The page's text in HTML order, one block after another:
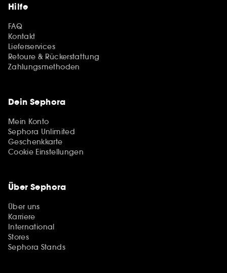
Hilfe
FAQ
Kontakt
Lieferservices
Retoure & Rückerstattung
Zahlungsmethoden
Dein Sephora
Mein Konto
Sephora Unlimited
Geschenkkarte
Cookie Einstellungen
Über Sephora
Über uns
Karriere
International
Stores
Sephora Stands